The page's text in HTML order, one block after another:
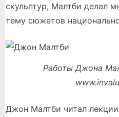
скульптур, Малтби делал
тему сюжетов
Работы Джона
Джон Малтби читал